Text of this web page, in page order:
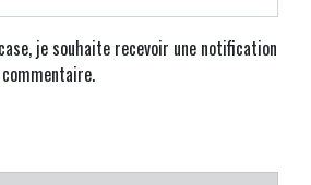
je souhaite recevoir une notification
commentaire.